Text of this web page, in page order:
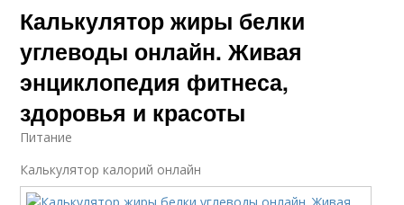
Калькулятор жиры белки
углеводы онлайн. Живая
энциклопедия фитнеса,
здоровья и красоты
Питание
Калькулятор калорий онлайн